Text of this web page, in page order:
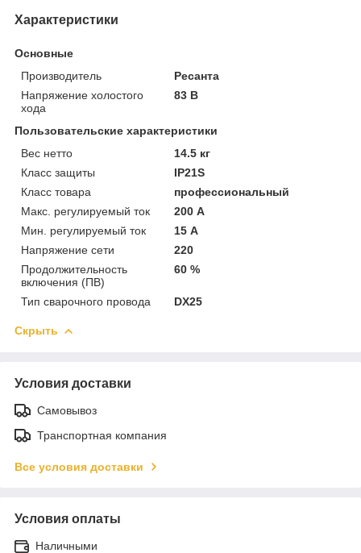
Характеристики
Основные
Производитель
Ресанта
Напряжение холостого
хода
83 В
Пользовательские характеристики
Вес нетто
14.5 кг
Класс защиты
IP21S
Класс товара
профессиональный
Макс. регулируемый ток
200 А
Мин. регулируемый ток
15 А
Напряжение сети
220
Продолжительность
включения (ПВ)
60 %
Тип сварочного провода DX25
Скрыть
Условия доставки
Самовывоз
Транспортная компания
Все условия доставки
Условия оплаты
Наличными